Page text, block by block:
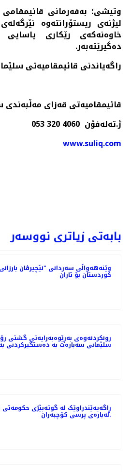
وتیشی؛ به‌فه‌رمانی
لیژنه‌ی ریستۆرانته‌وه‌
خاوه‌نه‌كه‌ی رێكاری یاسایی
ده‌گیرێته‌به‌ر.
راگه‌یاندنی قائیمقامیه‌تی
قائیمقامیه‌تی قه‌زای مه‌ڵبه‌ندی
ژ.ته‌له‌فۆن 4060 320 053
www.suliq.com
بابەتی زیاتری نووسەر
وێنه‌هه‌واڵی سه‌ردانی "نێچیرڤان
کوردستان بۆ تاران
رونکردنەوەی بەڕێوەبەرایەتی گشتی
سلێمانی سەبارەت بە دەستگیرکردنی
ڕاگەیەێندراوێک لە گوتەبێژی
لەبارەی پرسی کۆچبەران.